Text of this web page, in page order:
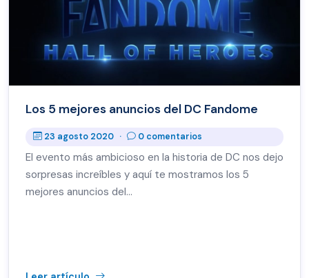
Los 5 mejores anuncios del DC Fandome
23 agosto 2020 · 0 comentarios
El evento más ambicioso en la historia de DC nos dejo
sorpresas increíbles y aquí te mostramos los 5
mejores anuncios del…